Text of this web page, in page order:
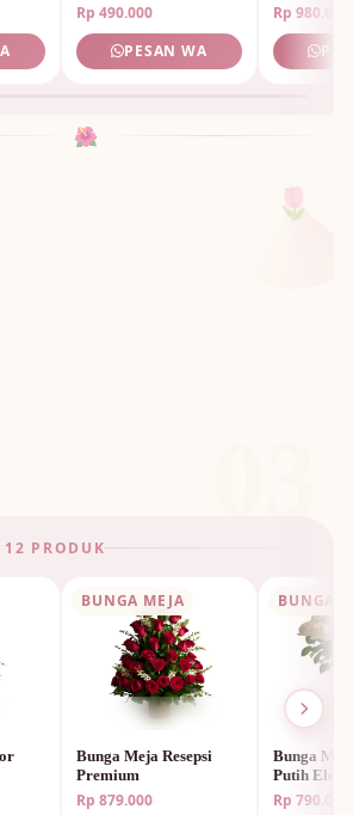
🌷
Rp 490.000
PESAN WA
Rp 980.000
🌺
🌷
PRODUK
BUNGA MEJA
Bunga Meja Resepsi
Premium
Rp 879.000
BUNGA
Bunga
Putih
Rp 790.000